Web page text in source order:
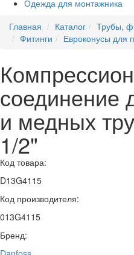
Одежда для монтажника
Главная
Каталог
Трубы,
Фитинги
Евроконусы для
соединение
и медных
1/2"
Код товара:
D13G4115
Код производителя:
013G4115
Бренд: